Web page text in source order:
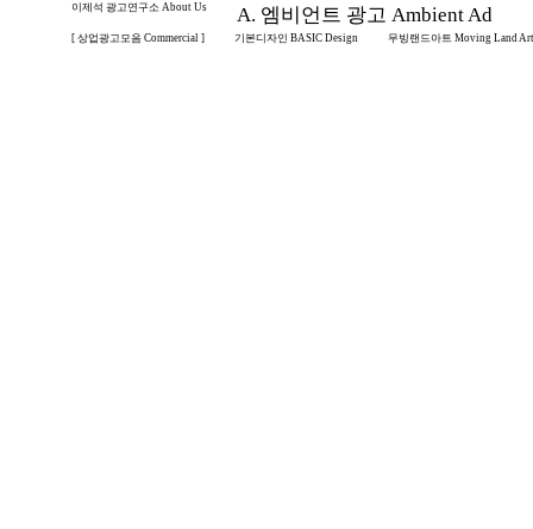
이제석 광고연구소 About Us A. 엠비언트 광고 Ambient Ad
[ 상업광고모음 Commercial ] 기본디자인 BASIC Design 무빙랜드아트 Moving Land Art